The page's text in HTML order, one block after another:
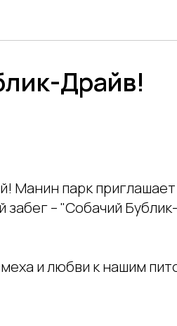
Драйв!
Манин парк
– "Собачий Бублик-
и любви к нашим